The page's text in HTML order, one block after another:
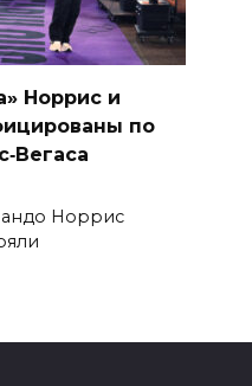
Норрис и
по
Норрис